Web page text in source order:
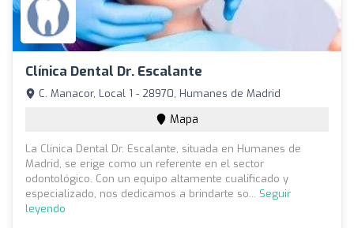
Clínica Dental Dr. Escalante
C. Manacor, Local 1 - 28970, Humanes de Madrid
Mapa
La Clínica Dental Dr. Escalante, situada en Humanes de
Madrid, se erige como un referente en el sector
odontológico. Con un equipo altamente cualificado y
especializado, nos dedicamos a brindarte so... Seguir
leyendo